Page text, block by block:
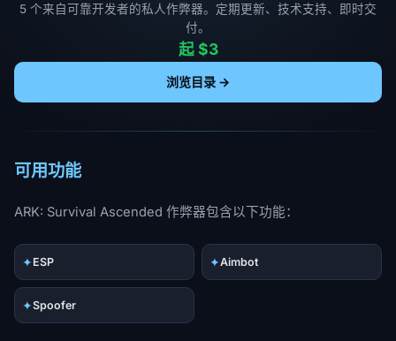
5 个来自可靠开发者的私人作弊器。定期更新、技术支持、即时交
付。
起 $3
浏览目录 →
可用功能
ARK: Survival Ascended 作弊器包含以下功能：
✦ESP ✦Aimbot
✦Spoofer